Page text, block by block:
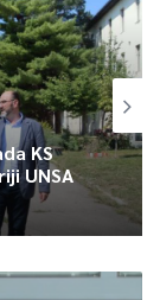
što u sudijskoj
produžecima,
put u
donio je
18 časova
KS
UNSA